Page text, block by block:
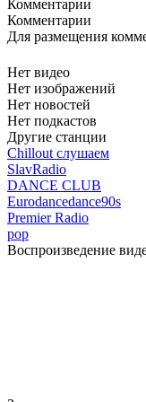
Комментарии
Комментарии
Для размещения
Нет видео
Нет изображений
Нет новостей
Нет подкастов
Другие станции
Chillout слушаем
SlavRadio
DANCE CLUB
Eurodancedance90s
Premier Radio
pop
Воспроизведение